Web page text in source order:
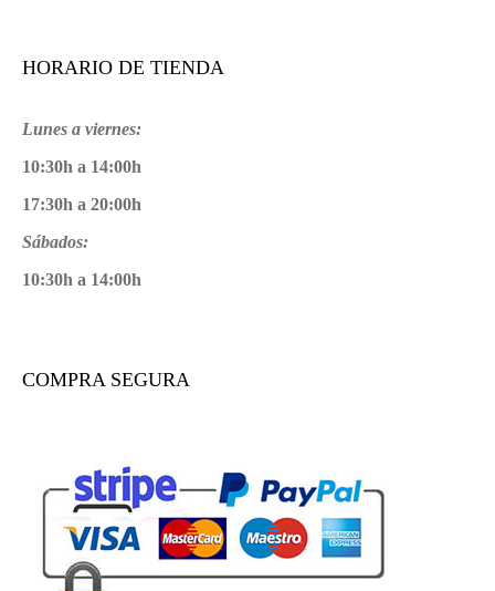
HORARIO DE TIENDA
Lunes a viernes:
10:30h a 14:00h
17:30h a 20:00h
Sábados:
10:30h a 14:00h
COMPRA SEGURA